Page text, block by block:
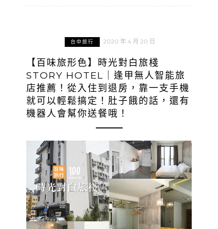
台中旅行 2020 年 4 月 20 日
【百味旅形色】時光對白旅棧
STORY HOTEL｜逢甲無人智能旅
店推薦！從入住到退房，靠一支手機
就可以輕鬆搞定！肚子餓的話，還有
機器人會幫你送餐哦！